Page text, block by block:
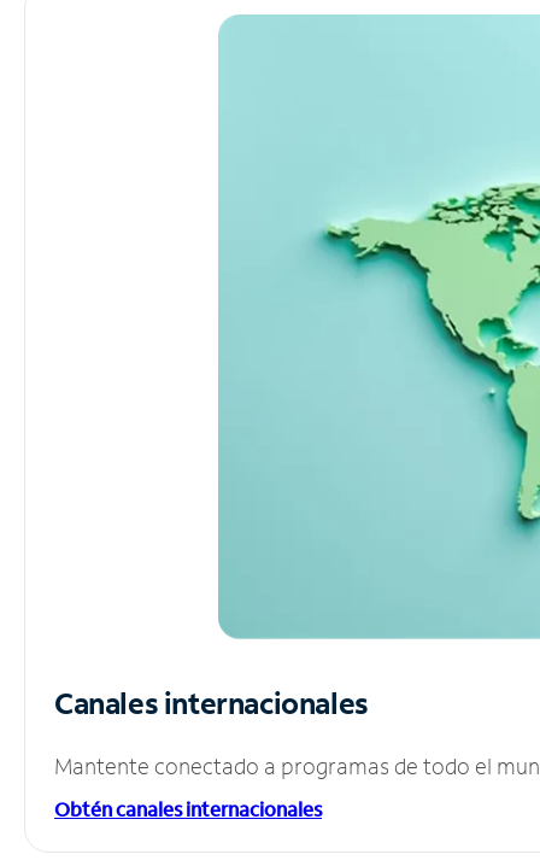
Canales internacionales
Mantente conectado a programas de todo el
Obtén canales internacionales